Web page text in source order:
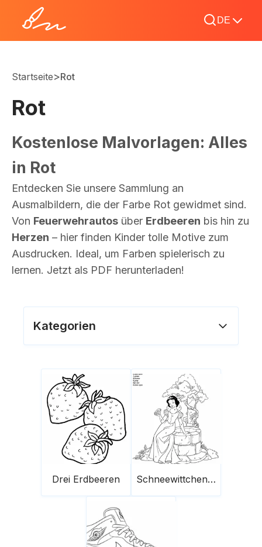
DE
Startseite>Rot
Rot
Kostenlose Malvorlagen: Alles
in Rot
Entdecken Sie unsere Sammlung an
Ausmalbildern, die der Farbe Rot gewidmet sind.
Von Feuerwehrautos über Erdbeeren bis hin zu
Herzen – hier finden Kinder tolle Motive zum
Ausdrucken. Ideal, um Farben spielerisch zu
lernen. Jetzt als PDF herunterladen!
Kategorien
Drei Erdbeeren Schneewittchen Farbe nach Zahlen